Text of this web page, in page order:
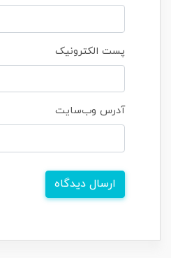
پست الکترونیک
آدرس وب‌سایت
ارسال دیدگاه